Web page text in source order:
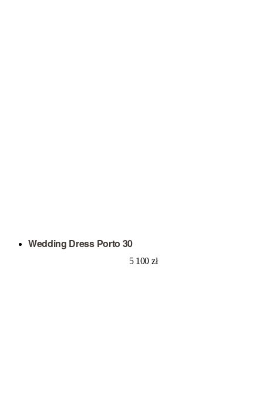
Wedding Dress Porto 30
5 100 zł